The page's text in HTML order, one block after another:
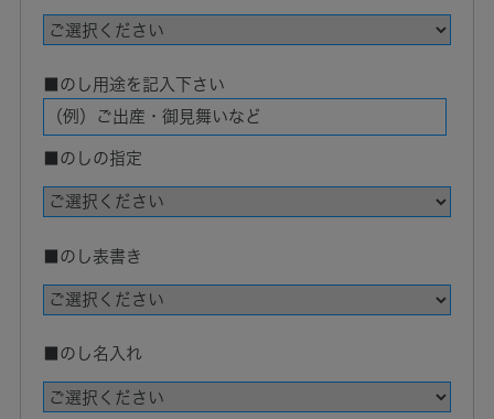
■のし用途を記入下さい
■のしの指定
■のし表書き
■のし名入れ